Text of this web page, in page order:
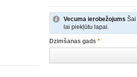
Vecuma ierobežojums Šai
lai piekļūtu lapai.
Dzimšanas gads *